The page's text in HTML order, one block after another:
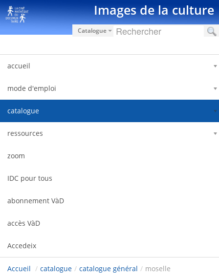
Salta al contigut Images de la culture
Catalogue
accueil
mode d'emploi
catalogue
ressources
zoom
IDC pour tous
abonnement VàD
accès VàD
Accedeix
Accueil / catalogue / catalogue général / moselle